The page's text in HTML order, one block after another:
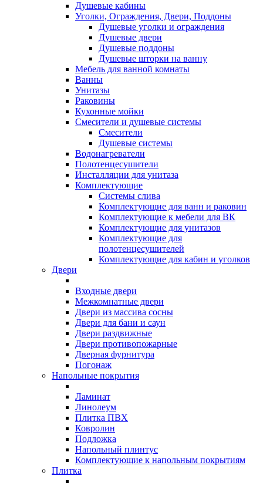
Душевые кабины
Уголки, Ограждения, Двери, Поддоны
Душевые уголки и ограждения
Душевые двери
Душевые поддоны
Душевые шторки на ванну
Мебель для ванной комнаты
Ванны
Унитазы
Раковины
Кухонные мойки
Смесители и душевые системы
Смесители
Душевые системы
Водонагреватели
Полотенцесушители
Инсталляции для унитаза
Комплектующие
Системы слива
Комплектующие для ванн и раковин
Комплектующие к мебели для ВК
Комплектующие для унитазов
Комплектующие для
полотенцесушителей
Комплектующие для кабин и уголков
Двери
Входные двери
Межкомнатные двери
Двери из массива сосны
Двери для бани и саун
Двери раздвижные
Двери противопожарные
Дверная фурнитура
Погонаж
Напольные покрытия
Ламинат
Линолеум
Плитка ПВХ
Ковролин
Подложка
Напольный плинтус
Комплектующие к напольным покрытиям
Плитка